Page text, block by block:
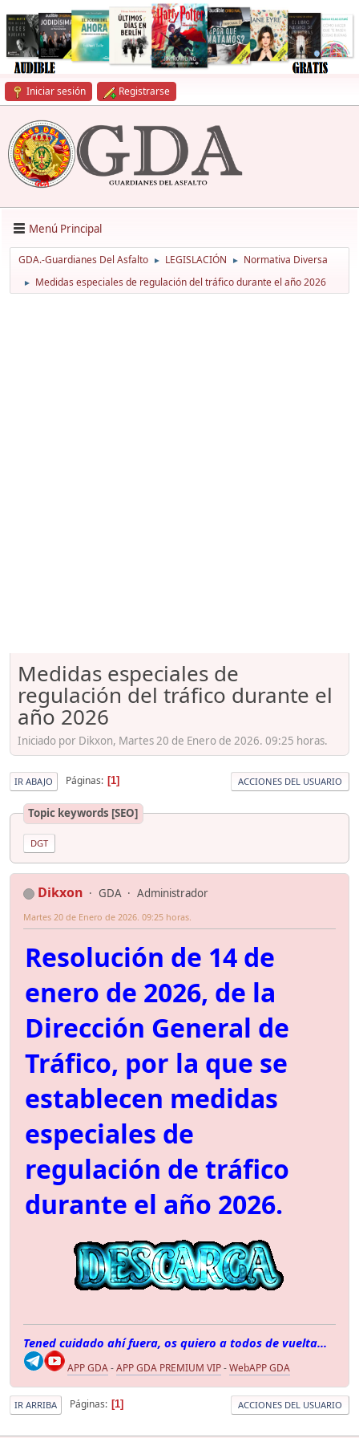
Iniciar sesión Registrarse
Menú Principal
GDA.-Guardianes Del Asfalto ► LEGISLACIÓN ► Normativa Diversa
► Medidas especiales de regulación del tráfico durante el año 2026
Medidas especiales de
regulación del tráfico durante el
año 2026
Iniciado por Dikxon, Martes 20 de Enero de 2026. 09:25 horas.
IR ABAJO Páginas 1 ACCIONES DEL USUARIO
Topic keywords [SEO]
DGT
Dikxon GDA Administrador
Martes 20 de Enero de 2026. 09:25 horas.
Resolución de 14 de
enero de 2026, de la
Dirección General de
Tráfico, por la que se
establecen medidas
especiales de
regulación de tráfico
durante el año 2026.
Tened cuidado ahí fuera, os quiero a todos de vuelta...
APP GDA-APP GDA PREMIUM VIP-WebAPP GDA
IR ARRIBA Páginas 1 ACCIONES DEL USUARIO